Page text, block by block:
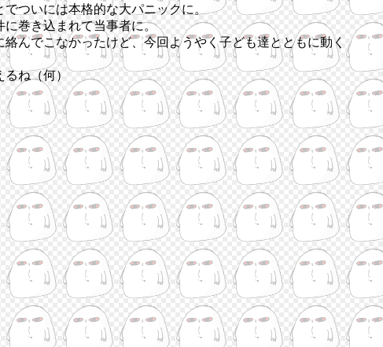
ついには本格的な大パニックに。
巻き込まれて当事者に。
んでこなかったけど、今回ようやく子ども達とともに動く
ね（何）